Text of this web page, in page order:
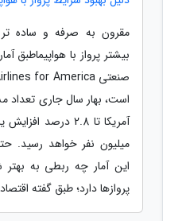
مقرون به صرفه و ساده
بیشتر پرواز با هواپیماطبق
است، بهار سال جاری تعداد
میلیون نفر خواهد رسید.
این آمار چه ربطی به
پروازها دارد؛ طبق گفته